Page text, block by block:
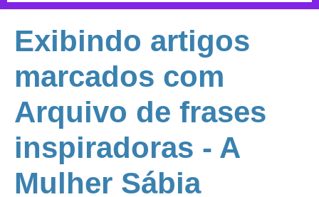
Exibindo artigos
marcados com
Arquivo de frases
inspiradoras - A
Mulher Sábia